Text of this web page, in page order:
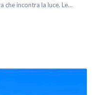
che incontra la luce. Le…